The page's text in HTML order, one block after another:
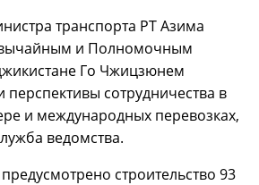
транспорта РТ Азима
и Полномочным
Го Чжицзюнем
перспективы сотрудничества в
и международных перевозках,
ведомства.
строительство 93